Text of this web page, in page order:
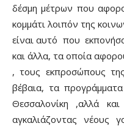
δέσμη μέτρων που
κομμάτι λοιπόν της
είναι αυτό που
και άλλα, τα οποία
, τους εκπροσώπους της
βέβαια, τα
Θεσσαλονίκη ,αλλά
αγκαλιάζοντας νέους